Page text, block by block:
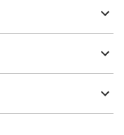
所です。